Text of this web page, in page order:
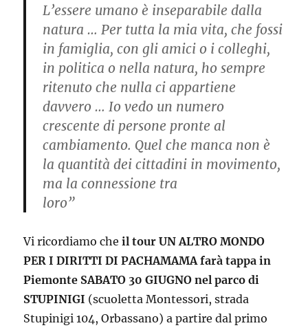
L’essere umano è inseparabile dalla
natura … Per tutta la mia vita, che fossi
in famiglia, con gli amici o i colleghi,
in politica o nella natura, ho sempre
ritenuto che nulla ci appartiene
davvero … Io vedo un numero
crescente di persone pronte al
cambiamento. Quel che manca non è
la quantità dei cittadini in movimento,
ma la connessione tra
loro”
Vi ricordiamo che il tour UN ALTRO MONDO
PER I DIRITTI DI PACHAMAMA farà tappa in
Piemonte SABATO 30 GIUGNO nel parco di
STUPINIGI (scuoletta Montessori, strada
Stupinigi 104, Orbassano) a partire dal primo